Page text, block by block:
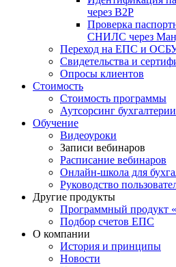
через B2P
Проверка
СНИЛС через
Переход на ЕПС и
Свидетельства и
Опросы клиентов
Стоимость
Стоимость программы
Аутсорсинг
Обучение
Видеоуроки
Записи вебинаров
Расписание вебинаров
Онлайн-школа для
Руководство
Другие продукты
Программный продукт
Подбор счетов ЕПС
О компании
История и принципы
Новости